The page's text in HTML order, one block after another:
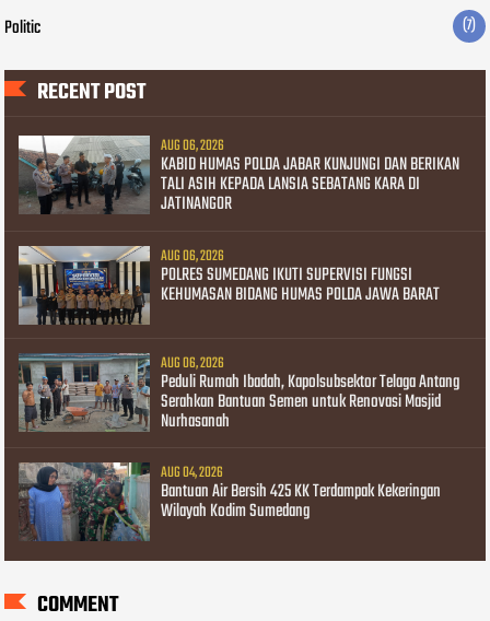
Politic (7)
RECENT POST
AUG 06, 2026
KABID HUMAS POLDA JABAR KUNJUNGI DAN BERIKAN
TALI ASIH KEPADA LANSIA SEBATANG KARA DI
JATINANGOR
AUG 06, 2026
POLRES SUMEDANG IKUTI SUPERVISI FUNGSI
KEHUMASAN BIDANG HUMAS POLDA JAWA BARAT
AUG 06, 2026
Peduli Rumah Ibadah, Kapolsubsektor Telaga Antang
Serahkan Bantuan Semen untuk Renovasi Masjid
Nurhasanah
AUG 04, 2026
Bantuan Air Bersih 425 KK Terdampak Kekeringan
Wilayah Kodim Sumedang
COMMENT